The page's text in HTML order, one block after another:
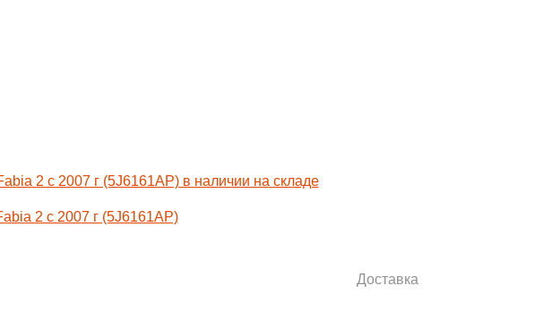
2 с 2007 г (5J6161AP)
Доставка